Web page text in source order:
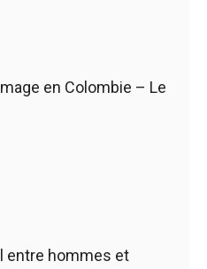
en Colombie – Le
entre hommes et